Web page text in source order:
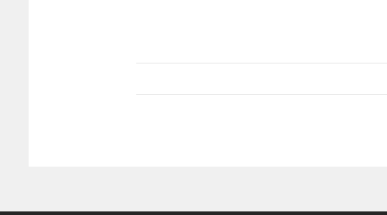
partager